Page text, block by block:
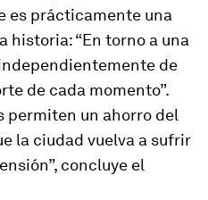
es prácticamente una
historia: “En torno a una
de
de cada momento”.
permiten un ahorro del
la ciudad vuelva a sufrir
concluye el